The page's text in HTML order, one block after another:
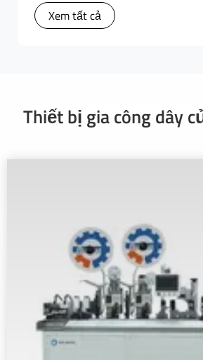
Xem tất cả
Thiết bị gia công dây